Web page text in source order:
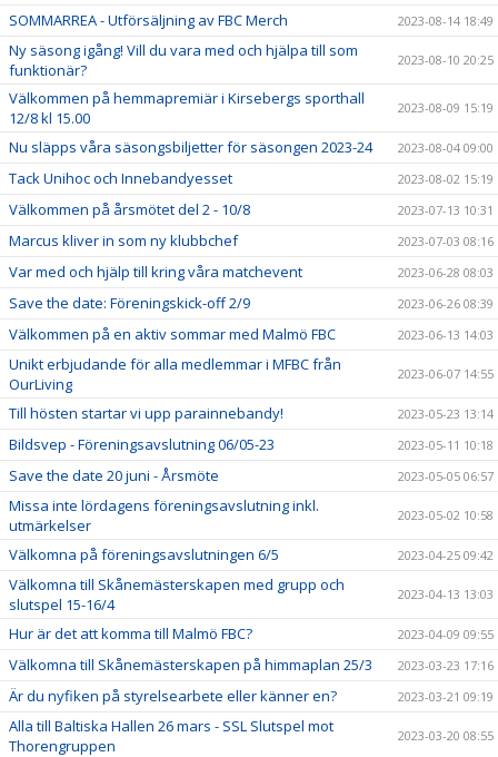
SOMMARREA - Utförsäljning av FBC Merch 2023-08-14 18:49
Ny säsong igång! Vill du vara med och hjälpa till som
funktionär?
2023-08-10 20:25
Välkommen på hemmapremiär i Kirsebergs sporthall
12/8 kl 15.00
2023-08-09 15:19
Nu släpps våra säsongsbiljetter för säsongen 2023-24 2023-08-04 09:00
Tack Unihoc och Innebandyesset 2023-08-02 15:19
Välkommen på årsmötet del 2 - 10/8 2023-07-13 10:31
Marcus kliver in som ny klubbchef 2023-07-03 08:16
Var med och hjälp till kring våra matchevent 2023-06-28 08:03
Save the date: Föreningskick-off 2/9 2023-06-26 08:39
Välkommen på en aktiv sommar med Malmö FBC 2023-06-13 14:03
Unikt erbjudande för alla medlemmar i MFBC från
OurLiving
2023-06-07 14:55
Till hösten startar vi upp parainnebandy! 2023-05-23 13:14
Bildsvep - Föreningsavslutning 06/05-23 2023-05-11 10:18
Save the date 20 juni - Årsmöte 2023-05-05 06:57
Missa inte lördagens föreningsavslutning inkl.
utmärkelser
2023-05-02 10:58
Välkomna på föreningsavslutningen 6/5 2023-04-25 09:42
Välkomna till Skånemästerskapen med grupp och
slutspel 15-16/4
2023-04-13 13:03
Hur är det att komma till Malmö FBC? 2023-04-09 09:55
Välkomna till Skånemästerskapen på himmaplan 25/3 2023-03-23 17:16
Är du nyfiken på styrelsearbete eller känner en? 2023-03-21 09:19
Alla till Baltiska Hallen 26 mars - SSL Slutspel mot
Thorengruppen
2023-03-20 08:55